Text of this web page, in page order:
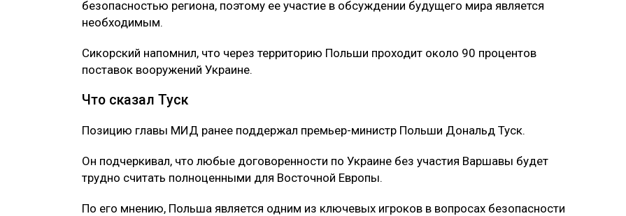
безопасностью региона, поэтому ее участие в обсуждении будущего мира является
необходимым.
Сикорский напомнил, что через территорию Польши проходит около 90 процентов
поставок вооружений Украине.
Что сказал Туск
Позицию главы МИД ранее поддержал премьер-министр Польши Дональд Туск.
Он подчеркивал, что любые договоренности по Украине без участия Варшавы будет
трудно считать полноценными для Восточной Европы.
По его мнению, Польша является одним из ключевых игроков в вопросах безопасности